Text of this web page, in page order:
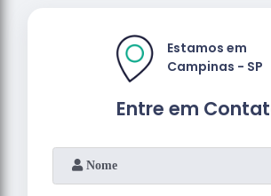
Entre em
Estamos em
Campinas - SP